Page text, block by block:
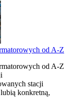
od A-Z
od A-Z
stacji
konkretną,